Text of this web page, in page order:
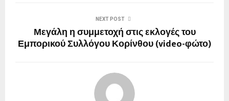
NEXT POST
Μεγάλη η συμμετοχή στις εκλογές του
Εμπορικού Συλλόγου Κορίνθου (video-φώτο)